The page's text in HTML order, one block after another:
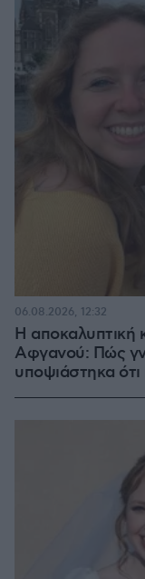
Η αποκαλυπτική
Αφγανού: Πώς
υποψιάστηκα
06.08.2026, 12:32